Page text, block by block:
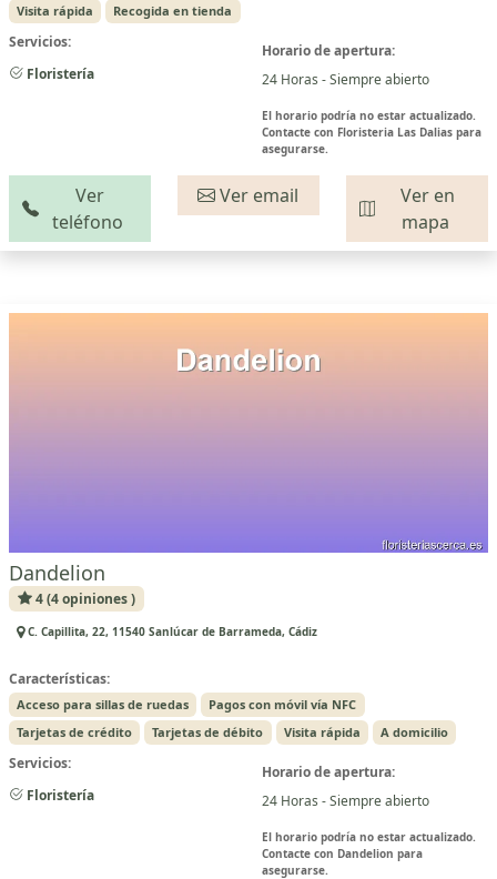
Visita rápida Recogida en tienda
Servicios:
Floristería
Horario de apertura:
24 Horas - Siempre abierto
El horario podría no estar actualizado.
Contacte con Floristeria Las Dalias para
asegurarse.
Ver
teléfono
Ver email
Ver en
mapa
Dandelion
4 (4 opiniones )
C. Capillita, 22, 11540 Sanlúcar de Barrameda, Cádiz
Características:
Acceso para sillas de ruedas
Pagos con móvil vía NFC
Tarjetas de crédito
Tarjetas de débito Visita rápida A domicilio
Servicios:
Floristería
Horario de apertura:
24 Horas - Siempre abierto
El horario podría no estar actualizado.
Contacte con Dandelion para
asegurarse.